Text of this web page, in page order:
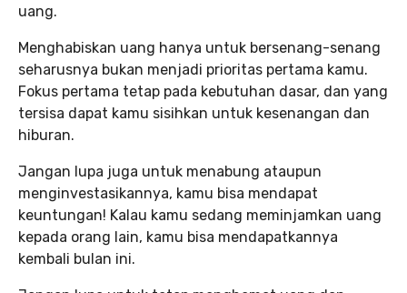
uang.
Menghabiskan uang hanya untuk bersenang-senang
seharusnya bukan menjadi prioritas pertama kamu.
Fokus pertama tetap pada kebutuhan dasar, dan yang
tersisa dapat kamu sisihkan untuk kesenangan dan
hiburan.
Jangan lupa juga untuk menabung ataupun
menginvestasikannya, kamu bisa mendapat
keuntungan! Kalau kamu sedang meminjamkan uang
kepada orang lain, kamu bisa mendapatkannya
kembali bulan ini.